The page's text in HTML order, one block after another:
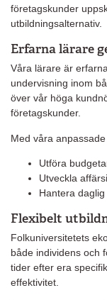
företagskunder
utbildningsalternativ.
Erfarna lärare
Våra lärare är
undervisning inom
över vår höga
företagskunder.
Med våra
Utföra
Utveckla
Hantera
Flexibelt
Folkuniversitetets
både individens och
tider efter era
effektivitet.